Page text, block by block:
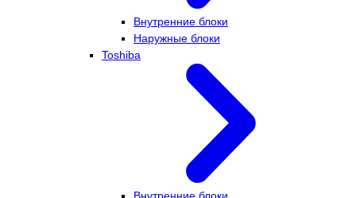
Внутренние блоки
Наружные блоки
Toshiba